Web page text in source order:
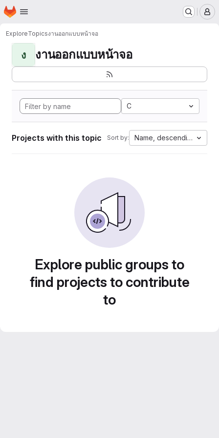
Skip to main content
Homepage
ExploreTopicsงานออกแบบหน้าจอ
ง งานออกแบบหน้าจอ
C
Projects with this topic Sort by: Name, descending
Explore public groups to
find projects to contribute
to